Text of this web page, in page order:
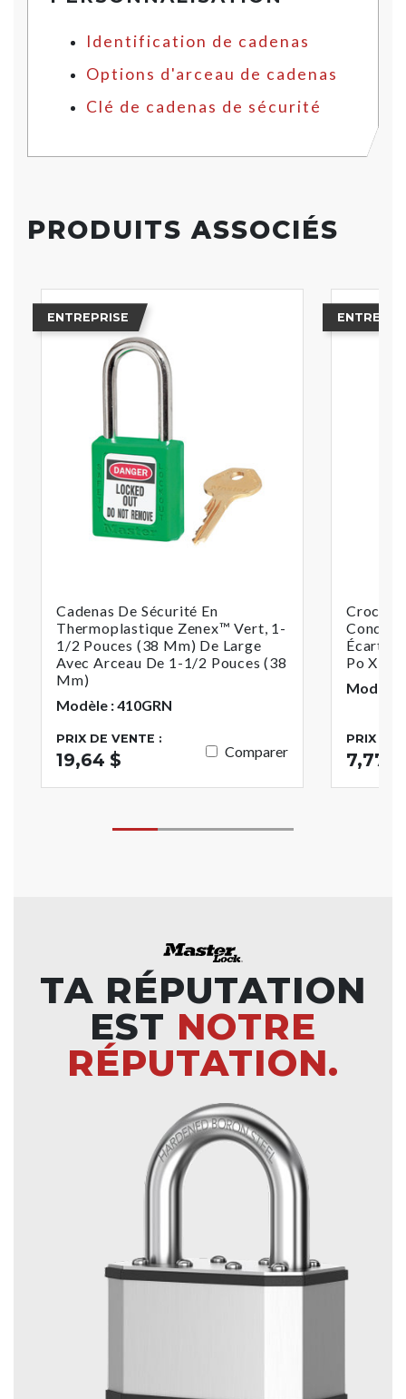
Identification de cadenas
Options d'arceau de cadenas
Clé de cadenas de sécurité
PRODUITS ASSOCIÉS
ENTREPRISE
Cadenas De Sécurité En
Thermoplastique Zenex™ Vert, 1-
1/2 Pouces (38 Mm) De Large
Avec Arceau De 1-1/2 Pouces (38
Mm)
Modèle : 410GRN
PRIX DE VENTE :
19,64 $ Comparer
Crochet
Po X 2-
Modèle
PRIX DE
7,77 $
TA RÉPUTATION
EST NOTRE
RÉPUTATION.